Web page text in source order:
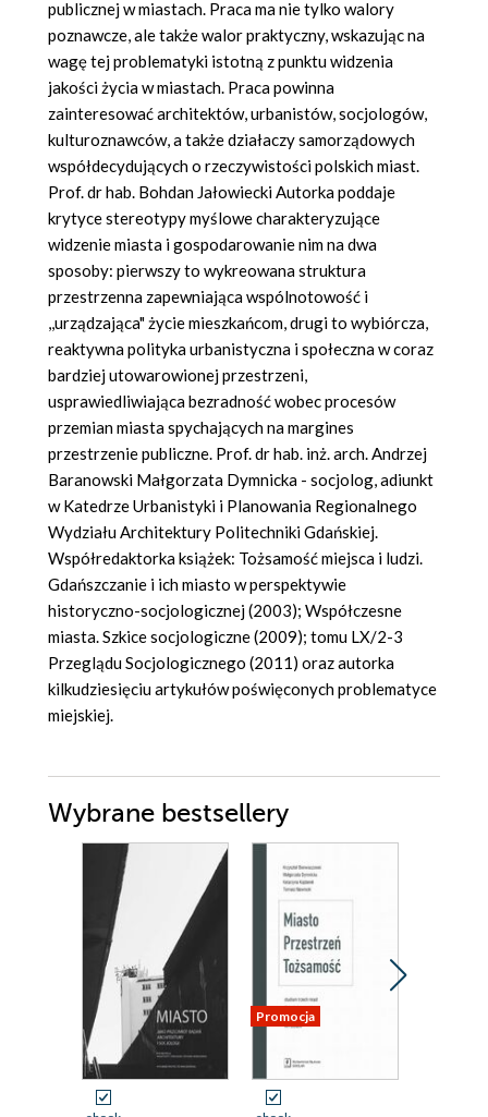
publicznej w miastach. Praca ma nie tylko walory
poznawcze, ale także walor praktyczny, wskazując na
wagę tej problematyki istotną z punktu widzenia
jakości życia w miastach. Praca powinna
zainteresować architektów, urbanistów, socjologów,
kulturoznawców, a także działaczy samorządowych
współdecydujących o rzeczywistości polskich miast.
Prof. dr hab. Bohdan Jałowiecki Autorka poddaje
krytyce stereotypy myślowe charakteryzujące
widzenie miasta i gospodarowanie nim na dwa
sposoby: pierwszy to wykreowana struktura
przestrzenna zapewniająca wspólnotowość i
,,urządzająca" życie mieszkańcom, drugi to wybiórcza,
reaktywna polityka urbanistyczna i społeczna w coraz
bardziej utowarowionej przestrzeni,
usprawiedliwiająca bezradność wobec procesów
przemian miasta spychających na margines
przestrzenie publiczne. Prof. dr hab. inż. arch. Andrzej
Baranowski Małgorzata Dymnicka - socjolog, adiunkt
w Katedrze Urbanistyki i Planowania Regionalnego
Wydziału Architektury Politechniki Gdańskiej.
Współredaktorka książek: Tożsamość miejsca i ludzi.
Gdańszczanie i ich miasto w perspektywie
historyczno-socjologicznej (2003); Współczesne
miasta. Szkice socjologiczne (2009); tomu LX/2-3
Przeglądu Socjologicznego (2011) oraz autorka
kilkudziesięciu artykułów poświęconych problematyce
miejskiej.
Wybrane bestsellery
Promocja